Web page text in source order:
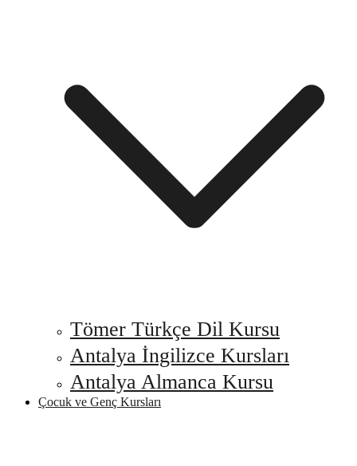
Tömer Türkçe Dil Kursu
Antalya İngilizce Kursları
Antalya Almanca Kursu
Çocuk ve Genç Kursları